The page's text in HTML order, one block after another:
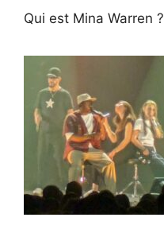
Qui est Mina Warren ?